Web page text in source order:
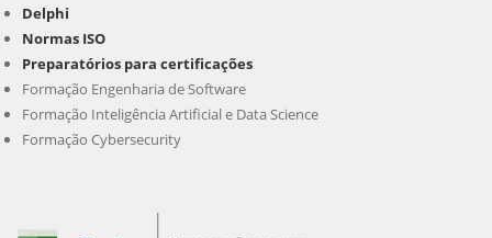
Delphi
Normas ISO
Preparatórios para certificações
Formação Engenharia de Software
Formação Inteligência Artificial e Data Science
Formação Cybersecurity